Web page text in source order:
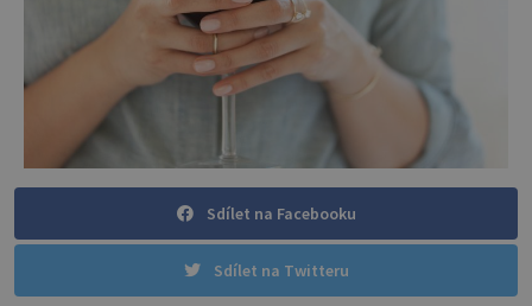
Sdílet na Facebooku
Sdílet na Twitteru